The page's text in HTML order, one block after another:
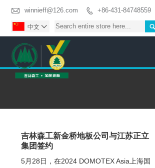
 winnieff@126.com  +86-431-84748559

中文 
吉林森工新金桥地板公司与江苏正立
集团签约
5月28日，在2024 DOMOTEX Asia上海国